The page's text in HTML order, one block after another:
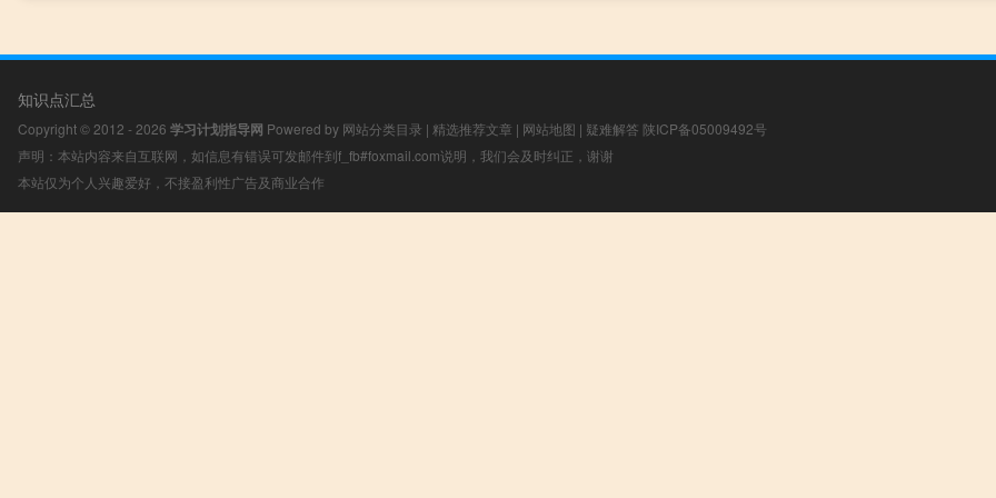
知识点汇总
Copyright © 2012 - 2026 学习计划指导网 Powered by 网站分类目录 | 精选推荐文章 | 网站地图 | 疑难解答 陕ICP备05009492号
声明：本站内容来自互联网，如信息有错误可发邮件到f_fb#foxmail.com说明，我们会及时纠正，谢谢
本站仅为个人兴趣爱好，不接盈利性广告及商业合作